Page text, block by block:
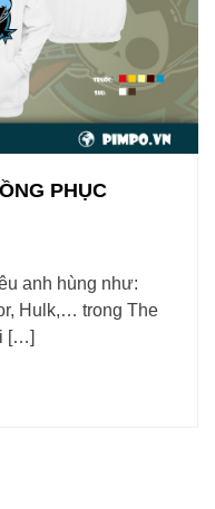
PHỤC
anh hùng như:
Hulk,… trong The
[…]